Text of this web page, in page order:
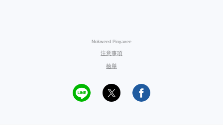
Nokweed Pinyavee
注意事項
檢舉